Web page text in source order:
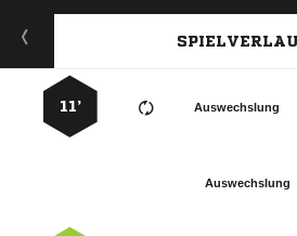
Auswechslung
11’
Auswechslung